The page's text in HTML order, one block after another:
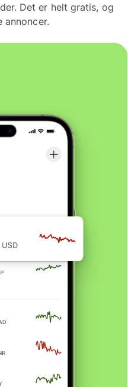
Det er helt gratis, og
annoncer.